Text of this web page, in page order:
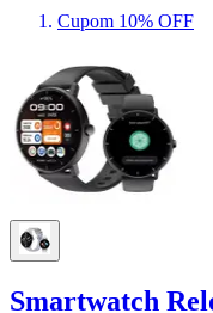
Cupom 10% OFF
Smartwatch